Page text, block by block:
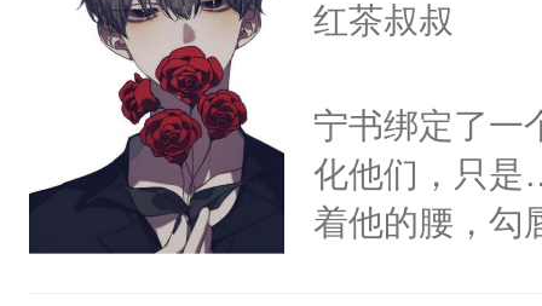
红茶叔叔
宁书绑定了一
化他们，只是
着他的腰，勾